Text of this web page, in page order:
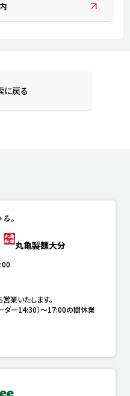
に戻る
丸亀製麺大分
業いたします。
ダー14:30）～17:00の間休業